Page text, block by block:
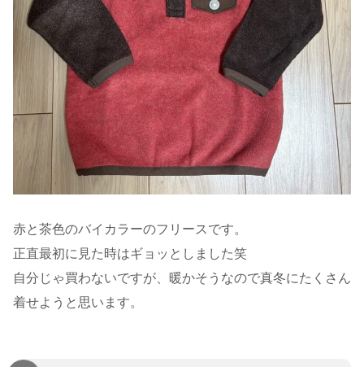
赤と茶色のバイカラーのフリースです。
正直最初に見た時はギョッとしました笑
自分じゃ買わないですが、暖かそうなので真冬にたくさん
着せようと思います。